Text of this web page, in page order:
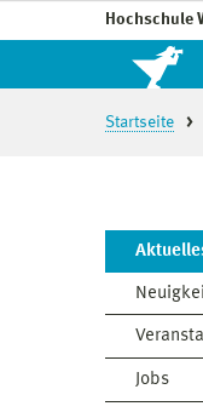
Hochschule
Startseite
Jobs